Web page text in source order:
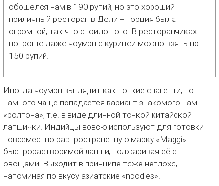
обошёлся нам в 190 рупий, но это хороший
приличный ресторан в Дели + порция была
огромной, так что стоило того. В ресторанчиках
попроще даже чоумэн с курицей можно взять по
150 рупий.
Иногда чоумэн выглядит как тонкие спагетти, но
намного чаще попадается вариант знакомого нам
«ролтона», т.е. в виде длинной тонкой китайской
лапшички. Индийцы вовсю используют для готовки
повсеместно распространенную марку «Maggi»
быстрорастворимой лапши, поджаривая её с
овощами. Выходит в принципе тоже неплохо,
напоминая по вкусу азиатские «noodles».